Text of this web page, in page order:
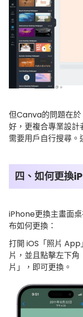
但Canva的問題在於
好，更複合專業設
需要用戶自行搜尋。
四、如何更換
iPhone更換主畫面
布如何更換：
打開 iOS「照片
片，並且點擊左下
片」，即可更換。